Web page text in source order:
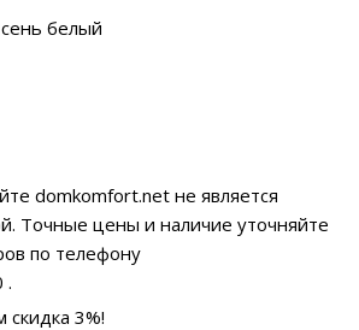
белый
domkomfort.net не является
Точные цены и наличие уточняйте
по телефону
.
3%!